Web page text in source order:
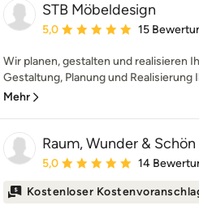
STB Möbeldesign
Durchschnittliche Bewertung:
5,0 15
Wir planen, gestalten und realisieren
Gestaltung, Planung und Realisierung
Mehr
Raum, Wunder & Schön
Durchschnittliche Bewertung:
5,0 14
Kostenloser